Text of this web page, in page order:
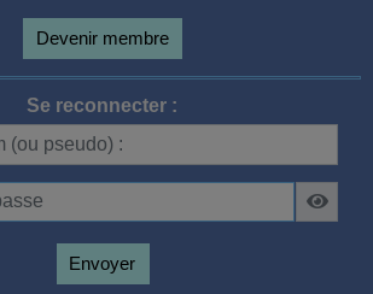
Devenir membre
Se reconnecter :
Envoyer